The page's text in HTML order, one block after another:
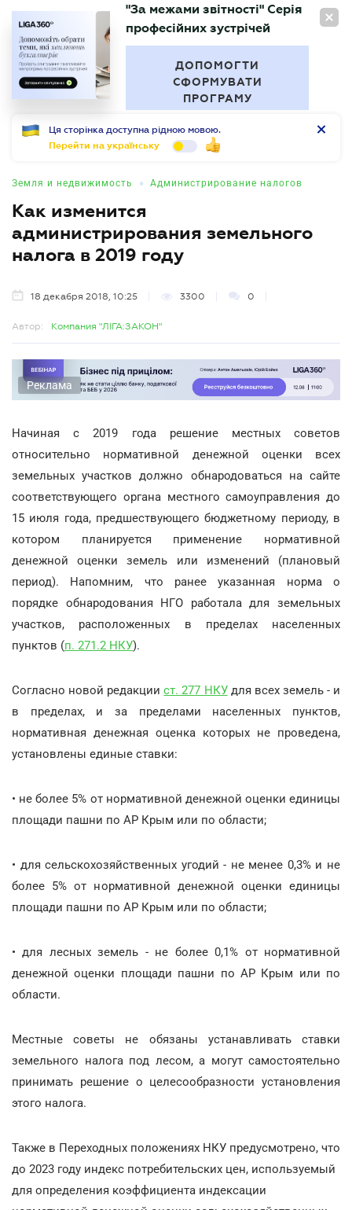
RU
БУХГАЛТЕР
"За межами звітності" Серія
професійних зустрічей
ДОПОМОГТИ
СФОРМУВАТИ
ПРОГРАМУ
Ця сторінка доступна рідною мовою.
Перейти на українську
Земля и недвижимость • Администрирование налогов
Как изменится
администрирования земельного
налога в 2019 году
18 декабря 2018, 10:25 3300 0
Автор: Компания "ЛІГА:ЗАКОН"
Реклама
Начиная с 2019 года решение местных советов
относительно нормативной денежной оценки всех
земельных участков должно обнародоваться на сайте
соответствующего органа местного самоуправления до
15 июля года, предшествующего бюджетному периоду, в
котором планируется применение нормативной
денежной оценки земель или изменений (плановый
период). Напомним, что ранее указанная норма о
порядке обнародования НГО работала для земельных
участков, расположенных в пределах населенных
пунктов (п. 271.2 НКУ).
Согласно новой редакциист. 277 НКУдля всех земель - и
в пределах, и за пределами населенных пунктов,
нормативная денежная оценка которых не проведена,
установлены единые ставки:
• не более 5% от нормативной денежной оценки единицы
площади пашни по АР Крым или по области;
• для сельскохозяйственных угодий - не менее 0,3% и не
более 5% от нормативной денежной оценки единицы
площади пашни по АР Крым или по области;
• для лесных земель - не более 0,1% от нормативной
денежной оценки площади пашни по АР Крым или по
области.
Местные советы не обязаны устанавливать ставки
земельного налога под лесом, а могут самостоятельно
принимать решение о целесообразности установления
этого налога.
Также в Переходных положениях НКУ предусмотрено, что
до 2023 году индекс потребительских цен, используемый
для определения коэффициента индексации